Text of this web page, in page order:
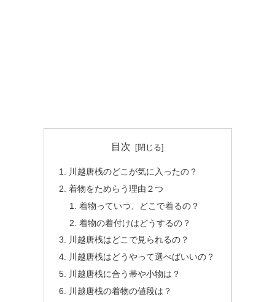
目次
川越唐桟のどこが気に入ったの？
着物をためらう理由２つ
着物っていつ、どこで着るの？
着物の着付けはどうするの？
川越唐桟はどこで見られるの？
川越唐桟はどうやって選べばいいの？
川越唐桟に合う帯や小物は？
川越唐桟の着物の値段は？